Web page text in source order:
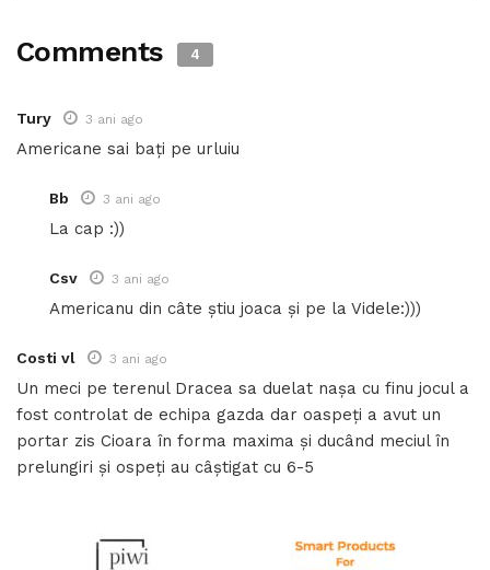
Comments 4
Tury 3 ani ago
Americane sai bați pe urluiu
Bb 3 ani ago
La cap :))
Csv 3 ani ago
Americanu din câte știu joaca și pe la Videle:)))
Costi vl 3 ani ago
Un meci pe terenul Dracea sa duelat nașa cu finu jocul a
fost controlat de echipa gazda dar oaspeți a avut un
portar zis Cioara în forma maxima și ducând meciul în
prelungiri și ospeți au câștigat cu 6-5